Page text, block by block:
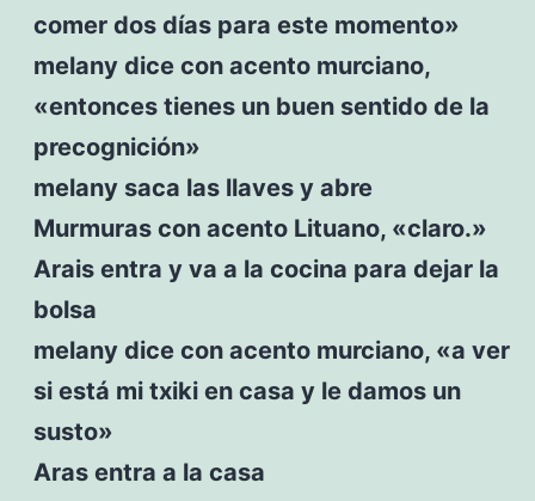
comer dos días para este momento»
melany dice con acento murciano,
«entonces tienes un buen sentido de la
precognición»
melany saca las llaves y abre
Murmuras con acento Lituano, «claro.»
Arais entra y va a la cocina para dejar la
bolsa
melany dice con acento murciano, «a ver
si está mi txiki en casa y le damos un
susto»
Aras entra a la casa